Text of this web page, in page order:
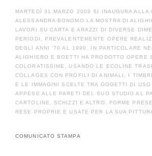
MARTEDÌ 31 MARZO 2009 SI INAUGURA ALLA
ALESSANDRA BONOMO LA MOSTRA DI
LAVORI SU CARTA E ARAZZI DI DIVERSE
PERIODI, PREVALENTEMENTE OPERE
DEGLI ANNI ’70 AL 1990. IN PARTICOLARE
ALIGHIERO E BOETTI HA PRODOTTO OPERE
COLORATISSIME, USANDO LE ECOLINE
COLLAGES CON PROFILI DI ANIMALI, I
E LE IMMAGINI SCELTE TRA OGGETTI DI USO
APPESE ALLE PARETI DEL SUO STUDIO AL
CARTOLINE, SCHIZZI E ALTRO. FORME
RESE PROPRIE E USATE PER LA SUA
COMUNICATO STAMPA